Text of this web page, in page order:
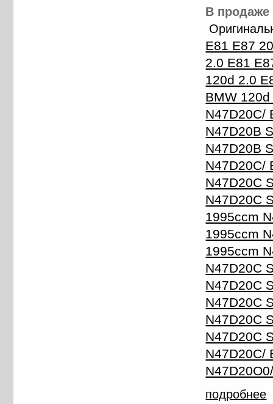
В продаже
E81 E87
2.0 E81
120d 2.0
BMW
N47D20C/
N47D20B
N47D20B
N47D20C/
N47D20C
N47D20C
1995ccm
1995ccm
1995ccm
N47D20C
N47D20C
N47D20C
N47D20C
N47D20C
N47D20C/
подробнее